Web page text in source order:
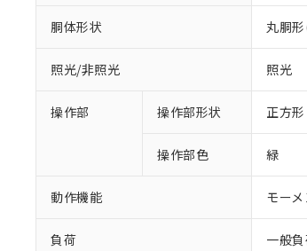
胴体形状 丸胴
照光/非照光 照光
操作部 操作部形状 正方
操作部色 緑
動作機能 モー
負荷 一般